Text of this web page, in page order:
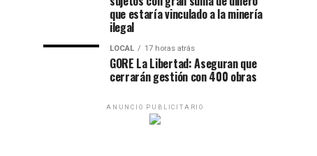
que estaría vinculado a la minería
ilegal
LOCAL 17 horas atrás
GORE La Libertad: Aseguran que
cerrarán gestión con 400 obras
ANUNCIO PUBLICITARIO